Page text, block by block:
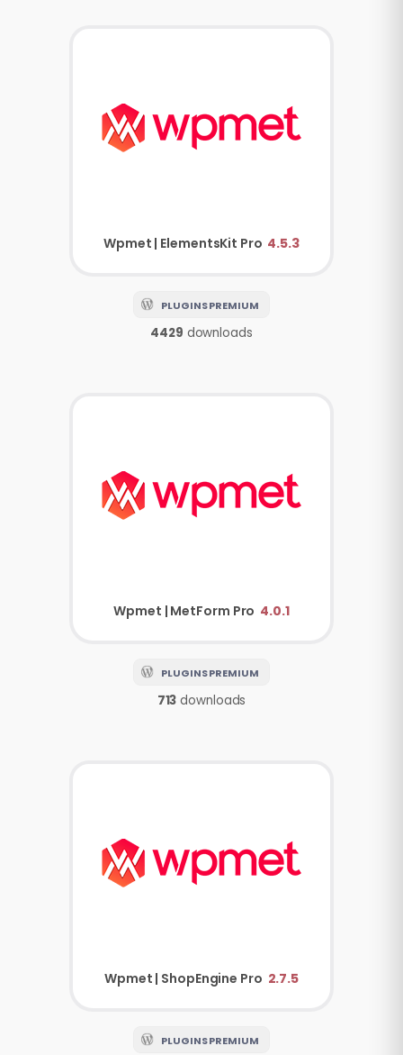
Wpmet | ElementsKit Pro 4.5.3
PLUGINS PREMIUM
4429 downloads
Wpmet | MetForm Pro 4.0.1
PLUGINS PREMIUM
713 downloads
Wpmet | ShopEngine Pro 2.7.5
PLUGINS PREMIUM